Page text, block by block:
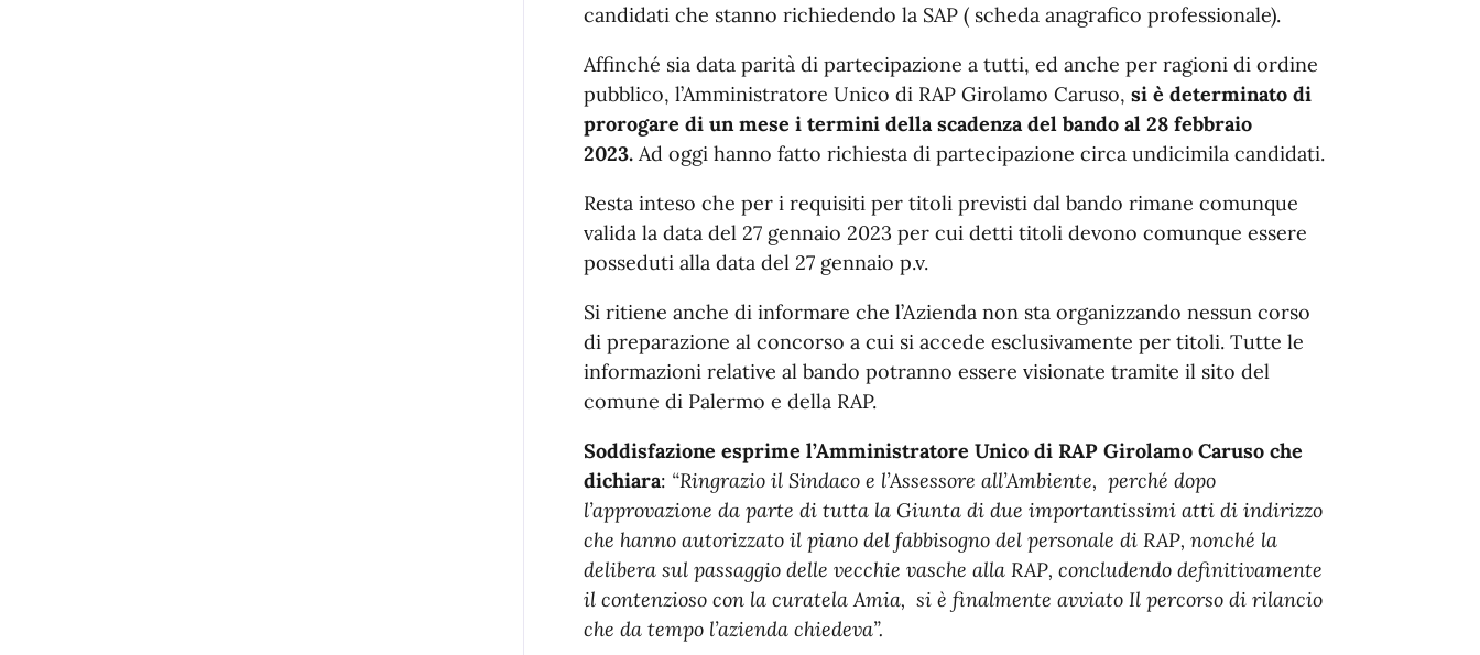
candidati che stanno richiedendo la SAP ( scheda anagrafico professionale).
Affinché sia data parità di partecipazione a tutti, ed anche per ragioni di ordine
pubblico, l’Amministratore Unico di RAP Girolamo Caruso, si è determinato di
prorogare di un mese i termini della scadenza del bando al 28 febbraio
2023. Ad oggi hanno fatto richiesta di partecipazione circa undicimila candidati.
Resta inteso che per i requisiti per titoli previsti dal bando rimane comunque
valida la data del 27 gennaio 2023 per cui detti titoli devono comunque essere
posseduti alla data del 27 gennaio p.v.
Si ritiene anche di informare che l’Azienda non sta organizzando nessun corso
di preparazione al concorso a cui si accede esclusivamente per titoli. Tutte le
informazioni relative al bando potranno essere visionate tramite il sito del
comune di Palermo e della RAP.
Soddisfazione esprime l’Amministratore Unico di RAP Girolamo Caruso che
dichiara: “Ringrazio il Sindaco e l’Assessore all’Ambiente, perché dopo
l’approvazione da parte di tutta la Giunta di due importantissimi atti di indirizzo
che hanno autorizzato il piano del fabbisogno del personale di RAP, nonché la
delibera sul passaggio delle vecchie vasche alla RAP, concludendo definitivamente
il contenzioso con la curatela Amia, si è finalmente avviato Il percorso di rilancio
che da tempo l’azienda chiedeva”.